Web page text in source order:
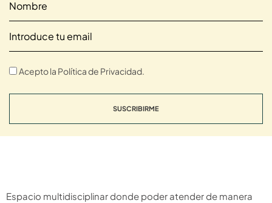
Acepto la Política de Privacidad.
SUSCRIBIRME
Espacio multidisciplinar donde poder atender de manera